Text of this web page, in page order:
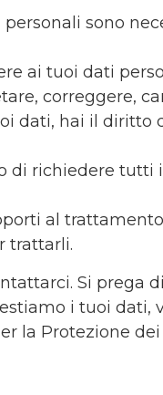
sono
ai tuoi dati
correggere,
dati, hai il
di richiedere
al
trattarli.
Si
i tuoi
la Protezione dei